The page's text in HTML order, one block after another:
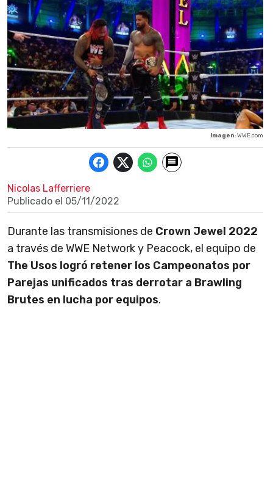
Imagen: WWE.com
Nicolas Lafferriere
Publicado el 05/11/2022
Durante las transmisiones de Crown Jewel 2022
a través de WWE Network y Peacock, el equipo de
The Usos logró retener los Campeonatos por
Parejas unificados tras derrotar a Brawling
Brutes en lucha por equipos.